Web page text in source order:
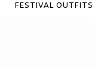
FESTIVAL OUTFITS